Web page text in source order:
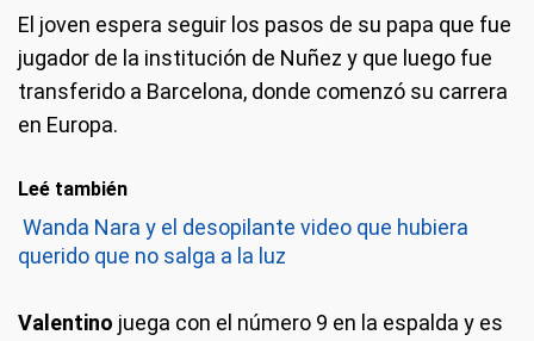
El joven espera seguir los pasos de su papa que fue
jugador de la institución de Nuñez y que luego fue
transferido a Barcelona, donde comenzó su carrera
en Europa.
Leé también
Wanda Nara y el desopilante video que hubiera
querido que no salga a la luz
Valentino juega con el número 9 en la espalda y es